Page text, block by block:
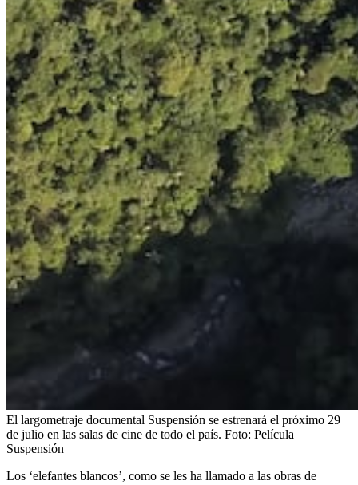
El largometraje documental Suspensión se estrenará el próximo 29
de julio en las salas de cine de todo el país. Foto: Película
Suspensión
Los ‘elefantes blancos’, como se les ha llamado a las obras de